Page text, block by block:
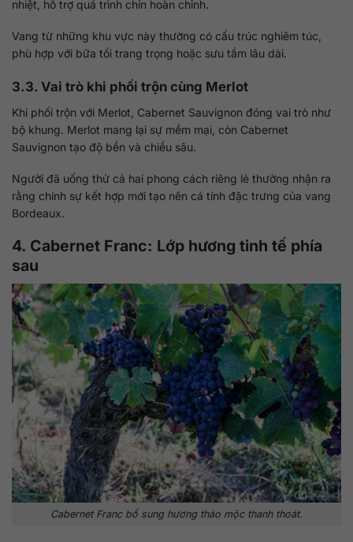
nhiệt, hỗ trợ quá trình chín hoàn chỉnh.
Vang từ những khu vực này thường có cấu trúc nghiêm túc,
phù hợp với bữa tối trang trọng hoặc sưu tầm lâu dài.
3.3. Vai trò khi phối trộn cùng Merlot
Khi phối trộn với Merlot, Cabernet Sauvignon đóng vai trò như
bộ khung. Merlot mang lại sự mềm mại, còn Cabernet
Sauvignon tạo độ bền và chiều sâu.
Người đã uống thử cả hai phong cách riêng lẻ thường nhận ra
rằng chính sự kết hợp mới tạo nên cá tính đặc trưng của vang
Bordeaux.
4. Cabernet Franc: Lớp hương tinh tế phía
sau
Cabernet Franc bổ sung hương thảo mộc thanh thoát.